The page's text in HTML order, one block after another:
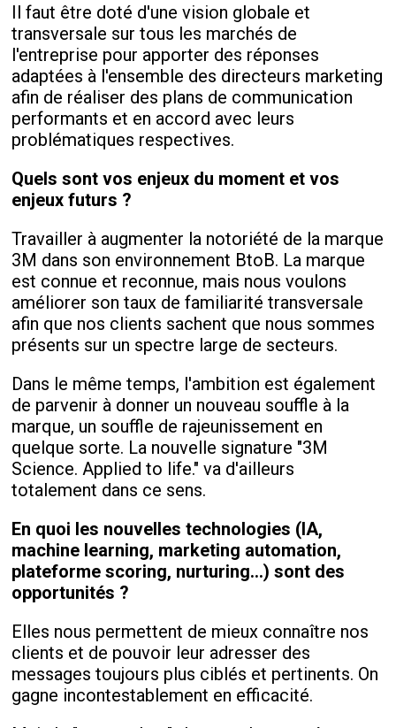
Il faut être doté d'une vision globale et
transversale sur tous les marchés de
l'entreprise pour apporter des réponses
adaptées à l'ensemble des directeurs marketing
afin de réaliser des plans de communication
performants et en accord avec leurs
problématiques respectives.
Quels sont vos enjeux du moment et vos
enjeux futurs ?
Travailler à augmenter la notoriété de la marque
3M dans son environnement BtoB. La marque
est connue et reconnue, mais nous voulons
améliorer son taux de familiarité transversale
afin que nos clients sachent que nous sommes
présents sur un spectre large de secteurs.
Dans le même temps, l'ambition est également
de parvenir à donner un nouveau souffle à la
marque, un souffle de rajeunissement en
quelque sorte. La nouvelle signature "3M
Science. Applied to life." va d'ailleurs
totalement dans ce sens.
En quoi les nouvelles technologies (IA,
machine learning, marketing automation,
plateforme scoring, nurturing…) sont des
opportunités ?
Elles nous permettent de mieux connaître nos
clients et de pouvoir leur adresser des
messages toujours plus ciblés et pertinents. On
gagne incontestablement en efficacité.